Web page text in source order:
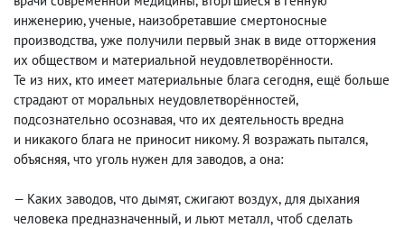
инженерию, ученые, наизобретавшие смертоносные
производства, уже получили первый знак в виде отторжения
их обществом и материальной неудовлетворённости.
Те из них, кто имеет материальные блага сегодня, ещё больше
страдают от моральных неудовлетворённостей,
подсознательно осознавая, что их деятельность вредна
и никакого блага не приносит никому. Я возражать пытался,
объясняя, что уголь нужен для заводов, а она:
— Каких заводов, что дымят, сжигают воздух, для дыхания
человека предназначенный, и льют металл, чтоб сделать